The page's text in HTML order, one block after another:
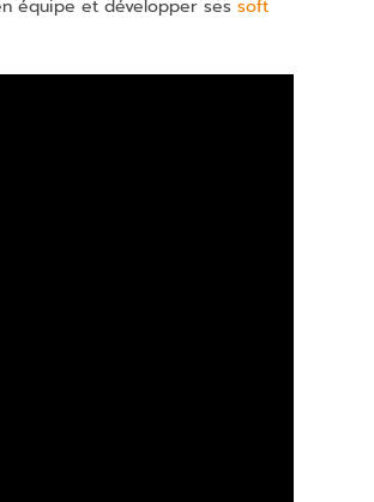
équipe et développer sessoft